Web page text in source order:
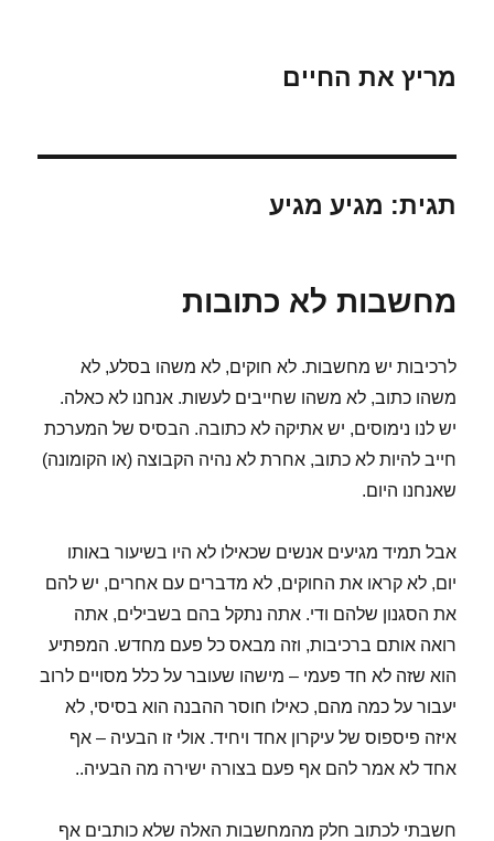
מריץ את החיים
תגית: מגיע מגיע
מחשבות לא כתובות
לרכיבות יש מחשבות. לא חוקים, לא משהו בסלע, לא
משהו כתוב, לא משהו שחייבים לעשות. אנחנו לא כאלה.
יש לנו נימוסים, יש אתיקה לא כתובה. הבסיס של המערכת
חייב להיות לא כתוב, אחרת לא נהיה הקבוצה (או הקומונה)
שאנחנו היום.
אבל תמיד מגיעים אנשים שכאילו לא היו בשיעור באותו
יום, לא קראו את החוקים, לא מדברים עם אחרים, יש להם
את הסגנון שלהם ודי. אתה נתקל בהם בשבילים, אתה
רואה אותם ברכיבות, וזה מבאס כל פעם מחדש. המפתיע
הוא שזה לא חד פעמי – מישהו שעובר על כלל מסויים לרוב
יעבור על כמה מהם, כאילו חוסר ההבנה הוא בסיסי, לא
איזה פיספוס של עיקרון אחד ויחיד. אולי זו הבעיה – אף
אחד לא אמר להם אף פעם בצורה ישירה מה הבעיה..
חשבתי לכתוב חלק מהמחשבות האלה שלא כותבים אף